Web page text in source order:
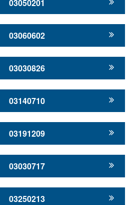
03050201
03060602
03030826
03140710
03191209
03030717
03250213